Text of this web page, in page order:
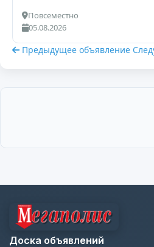
Повсеместно
05.08.2026
Предыдущее объявление
Доска объявлений